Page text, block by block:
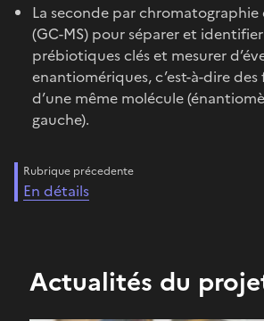
La seconde par chromatographie
(GC-MS) pour séparer et
prébiotiques clés et mesurer
enantiomériques, c’est-à-dire
d’une même molécule
gauche).
Rubrique précedente
En détails
Actualités du